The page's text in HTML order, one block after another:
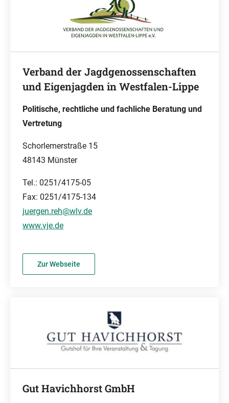
Verband der Jagdgenossenschaften
und Eigenjagden in Westfalen-Lippe
Politische, rechtliche und fachliche Beratung und
Vertretung
Schorlemerstraße 15
48143 Münster
Tel.: 0251/4175-05
Fax: 0251/4175-134
juergen.reh@wlv.de
www.vje.de
Zur Webseite
Gut Havichhorst GmbH